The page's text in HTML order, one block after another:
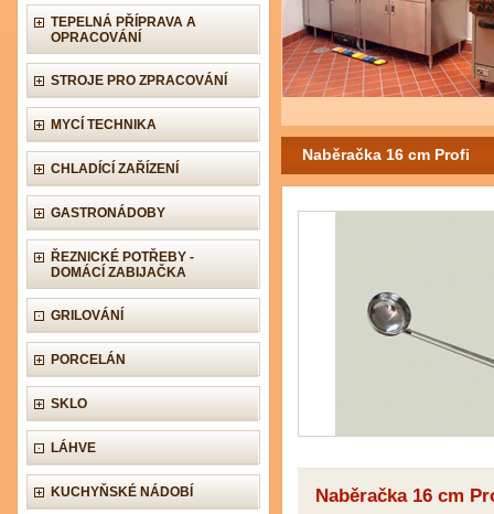
TEPELNÁ PŘÍPRAVA A
OPRACOVÁNÍ
STROJE PRO ZPRACOVÁNÍ
MYCÍ TECHNIKA
CHLADÍCÍ ZAŘÍZENÍ
GASTRONÁDOBY
ŘEZNICKÉ POTŘEBY -
DOMÁCÍ ZABIJAČKA
GRILOVÁNÍ
PORCELÁN
SKLO
LÁHVE
KUCHYŇSKÉ NÁDOBÍ
Naběračka 16 cm Profi
Naběračka 16 cm